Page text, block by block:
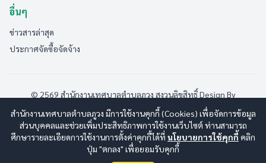
อื่นๆ
ข่าวสารล่าสุด
ประกาศจัดซื้อจัดจ้าง
© 2569 สำนักงานเทศบาลตำบลภูวง สงวนลิขสิทธิ์Design By
www.esanwebdesign.com
นโยบายการใช้งาน | นโยบายการคุ้มครองข้อมูลส่วนบุคคล |
นโยบายการรักษาความปลอดภัยมั่นคงเว็บไซต์ | แผนผังเว็บไซต์
ออนไลน์:7 ทั้งหมด:186
สำนักงานเทศบาลตำบลภูวง มีการใช้งานคุกกี้ (Cookies) เพื่อจัดการข้อมูล
ส่วนบุคคลและช่วยเพิ่มประสิทธิภาพการใช้งานเว็บไซต์ ท่านสามารถ
ศึกษารายละเอียดการใช้งานการตั้งค่าคุกกี้ได้ที่ นโยบายการใช้คุกกี้ คลิก
ปุ่ม "ตกลง" เพื่อยอมรับคุกกี้